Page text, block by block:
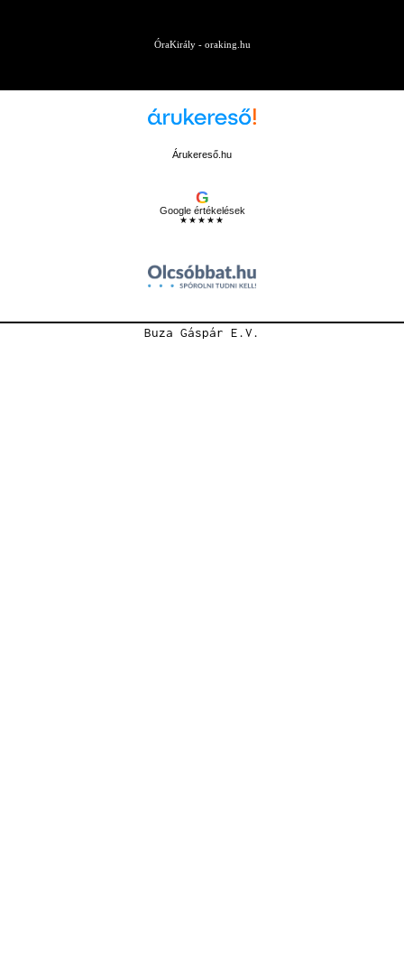
ÓraKirály - oraking.hu
Árukereső.hu
G
Google értékelések
★★★★★
Buza Gáspár E.V.